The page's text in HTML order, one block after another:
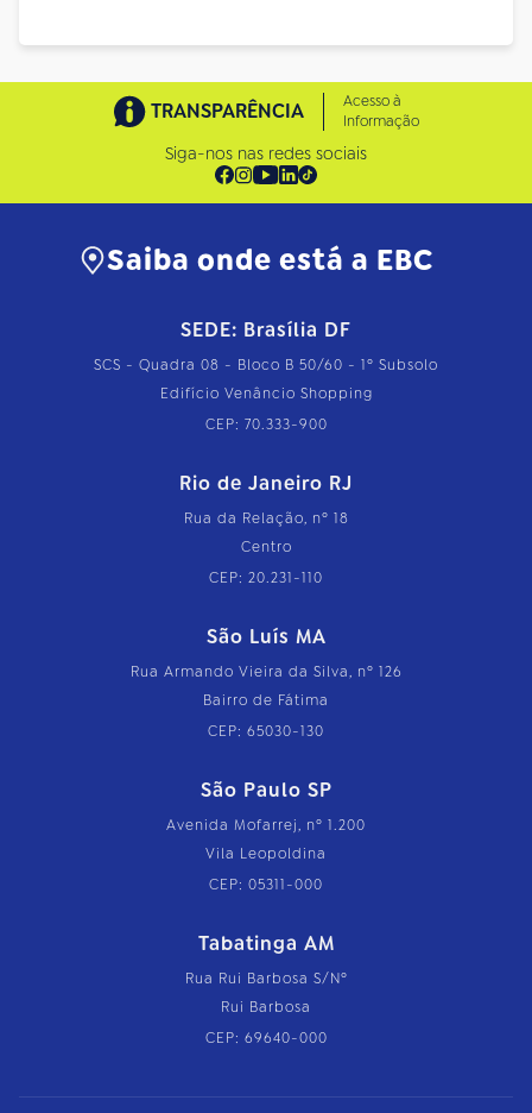
TRANSPARÊNCIA
Acesso à
Informação
Siga-nos nas redes sociais
Saiba onde está a EBC
SEDE: Brasília DF
SCS - Quadra 08 - Bloco B 50/60 - 1º Subsolo
Edifício Venâncio Shopping
CEP: 70.333-900
Rio de Janeiro RJ
Rua da Relação, nº 18
Centro
CEP: 20.231-110
São Luís MA
Rua Armando Vieira da Silva, nº 126
Bairro de Fátima
CEP: 65030-130
São Paulo SP
Avenida Mofarrej, nº 1.200
Vila Leopoldina
CEP: 05311-000
Tabatinga AM
Rua Rui Barbosa S/Nº
Rui Barbosa
CEP: 69640-000